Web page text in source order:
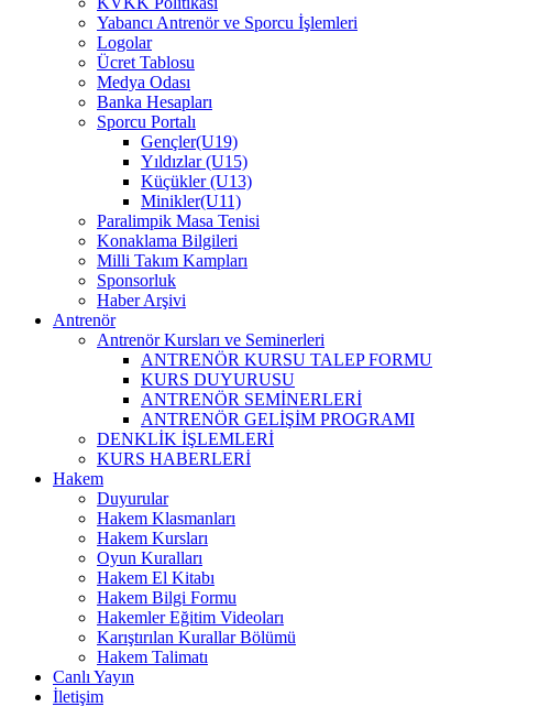
Yabancı Antrenör ve Sporcu İşlemleri
Logolar
Ücret Tablosu
Medya Odası
Banka Hesapları
Sporcu Portalı
Gençler(U19)
Yıldızlar (U15)
Küçükler (U13)
Minikler(U11)
Paralimpik Masa Tenisi
Konaklama Bilgileri
Milli Takım Kampları
Sponsorluk
Haber Arşivi
Antrenör
Antrenör Kursları ve Seminerleri
ANTRENÖR KURSU TALEP FORMU
KURS DUYURUSU
ANTRENÖR SEMİNERLERİ
ANTRENÖR GELİŞİM PROGRAMI
DENKLİK İŞLEMLERİ
KURS HABERLERİ
Hakem
Duyurular
Hakem Klasmanları
Hakem Kursları
Oyun Kuralları
Hakem El Kitabı
Hakem Bilgi Formu
Hakemler Eğitim Videoları
Karıştırılan Kurallar Bölümü
Hakem Talimatı
Canlı Yayın
İletişim